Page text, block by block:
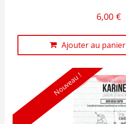
6,00 €
Ajouter au panier
Nouveau !